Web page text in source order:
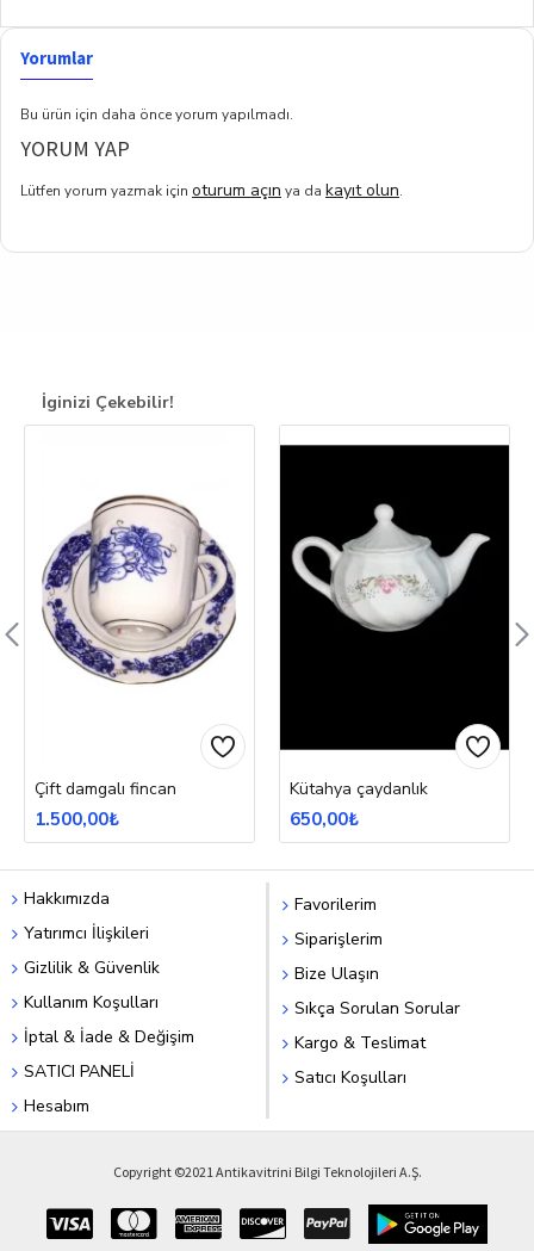
Yorumlar
Bu ürün için daha önce yorum yapılmadı.
YORUM YAP
Lütfen yorum yazmak için oturum açın ya da kayıt olun.
İginizi Çekebilir!
Çift damgalı fincan
1.500,00₺
Kütahya çaydanlık
650,00₺
Hakkımızda
Yatırımcı İlişkileri
Gizlilik & Güvenlik
Kullanım Koşulları
İptal & İade & Değişim
SATICI PANELİ
Hesabım
Favorilerim
Siparişlerim
Bize Ulaşın
Sıkça Sorulan Sorular
Kargo & Teslimat
Satıcı Koşulları
Copyright ©2021 Antikavitrini Bilgi Teknolojileri A.Ş.